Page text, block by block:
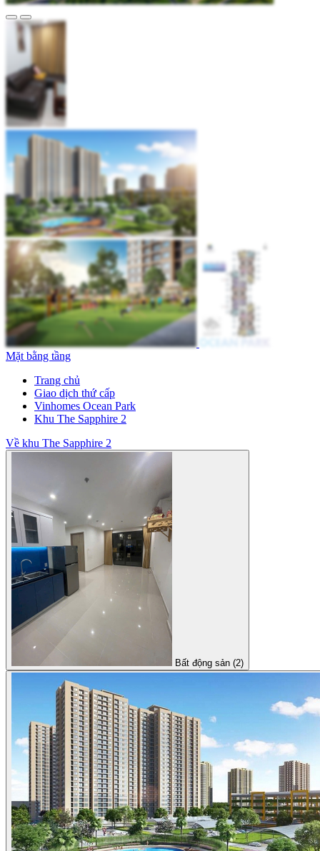
Mặt bằng tầng
Trang chủ
Giao dịch thứ cấp
Vinhomes Ocean Park
Khu The Sapphire 2
Về khu The Sapphire 2
Bất động sản (2)